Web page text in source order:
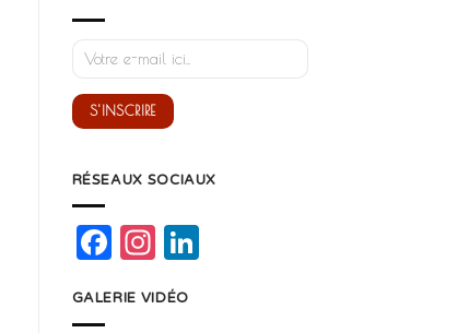
RÉSEAUX SOCIAUX
Facebook
Instagram
LinkedIn
GALERIE VIDÉO